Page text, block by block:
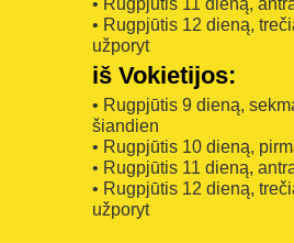
• Rugpjūtis 12 dieną,
užporyt
iš Vokietijos:
• Rugpjūtis 9 dieną,
šiandien
• Rugpjūtis 10 dieną,
• Rugpjūtis 11 dieną,
• Rugpjūtis 12 dieną,
užporyt